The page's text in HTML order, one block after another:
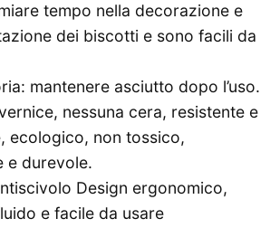
tempo nella decorazione e
dei biscotti e sono facili da
mantenere asciutto dopo l’uso.
nessuna cera, resistente e
ecologico, non tossico,
e durevole.
Design ergonomico,
e facile da usare